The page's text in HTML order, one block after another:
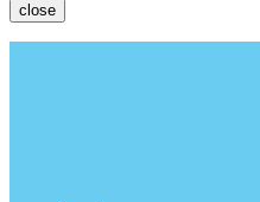
close